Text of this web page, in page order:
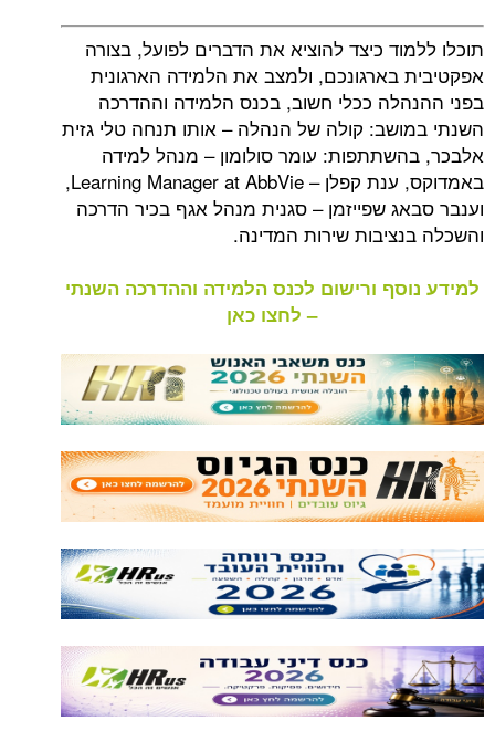
תוכלו ללמוד כיצד להוציא את הדברים לפועל, בצורה
אפקטיבית בארגונכם, ולמצב את הלמידה הארגונית
בפני ההנהלה ככלי חשוב, בכנס הלמידה וההדרכה
השנתי במושב: קולה של הנהלה – אותו תנחה טלי גזית
אלבכר, בהשתתפות: עומר סולומון – מנהל למידה
באמדוקס, ענת קפלן – Learning Manager at AbbVie,
וענבר סבאג שפייזמן – סגנית מנהל אגף בכיר הדרכה
והשכלה בנציבות שירות המדינה.
למידע נוסף ורישום לכנס הלמידה וההדרכה השנתי
– לחצו כאן